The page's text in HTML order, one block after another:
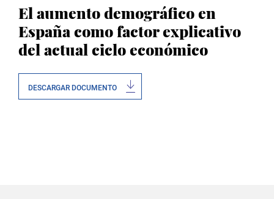
El aumento demográfico en
España como factor explicativo
del actual ciclo económico
DESCARGAR DOCUMENTO